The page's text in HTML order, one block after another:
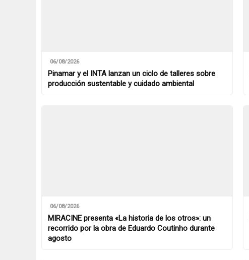
06/08/2026
Pinamar y el INTA lanzan un ciclo de talleres sobre
producción sustentable y cuidado ambiental
06/08/2026
MIRACINE presenta «La historia de los otros»: un
recorrido por la obra de Eduardo Coutinho durante
agosto